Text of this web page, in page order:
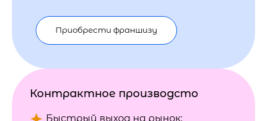
Приобрести франшизу
Контрактное производсто
Быстрый выход на рынок;